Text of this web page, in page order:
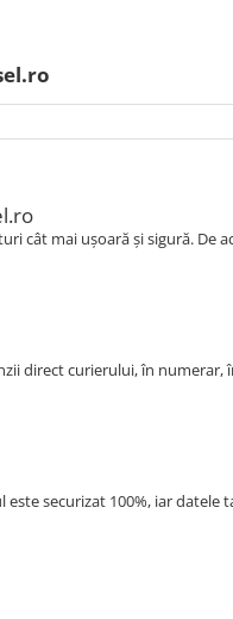
cât mai ușoară și sigură.
direct curierului, în
securizat 100%, iar datele